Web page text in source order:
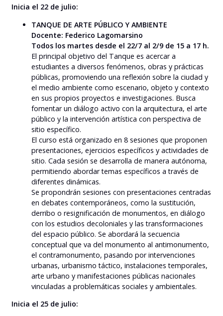
Inicia el 22 de julio:
TANQUE DE ARTE PÚBLICO Y AMBIENTE
Docente: Federico Lagomarsino
Todos los martes desde el 22/7 al 2/9 de 15 a 17 h.
El principal objetivo del Tanque es acercar a
estudiantes a diversos fenómenos, obras y prácticas
públicas, promoviendo una reflexión sobre la ciudad y
el medio ambiente como escenario, objeto y contexto
en sus propios proyectos e investigaciones. Busca
fomentar un diálogo activo con la arquitectura, el arte
público y la intervención artística con perspectiva de
sitio específico.
El curso está organizado en 8 sesiones que proponen
presentaciones, ejercicios específicos y actividades de
sitio. Cada sesión se desarrolla de manera autónoma,
permitiendo abordar temas específicos a través de
diferentes dinámicas.
Se propondrán sesiones con presentaciones centradas
en debates contemporáneos, como la sustitución,
derribo o resignificación de monumentos, en diálogo
con los estudios decoloniales y las transformaciones
del espacio público. Se abordará la secuencia
conceptual que va del monumento al antimonumento,
el contramonumento, pasando por intervenciones
urbanas, urbanismo táctico, instalaciones temporales,
arte urbano y manifestaciones públicas nacionales
vinculadas a problemáticas sociales y ambientales.
Inicia el 25 de julio: